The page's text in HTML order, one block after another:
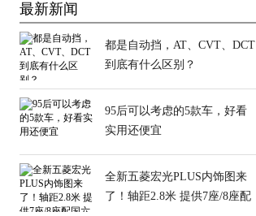
最新新闻
都是自动挡，AT、CVT、DCT
到底有什么区别？
95后可以考虑的5款车，好看
实用还便宜
全新五菱宏光PLUS内饰图来
了！轴距2.8米 提供7座/8座配